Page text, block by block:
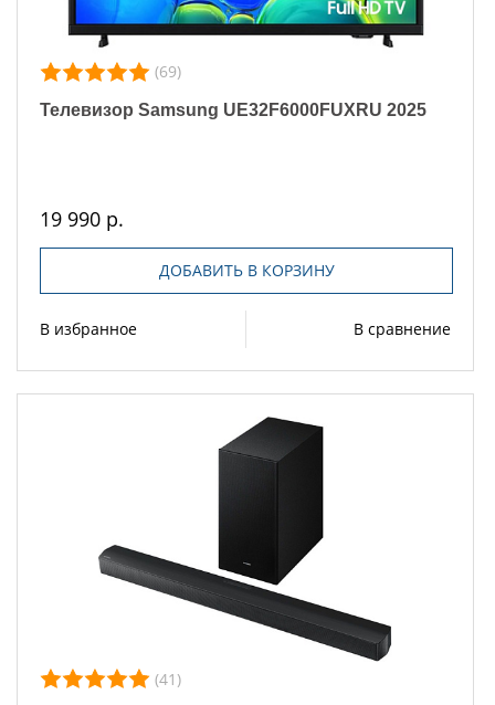
(69)
Телевизор Samsung UE32F6000FUXRU 2025
19 990 р.
ДОБАВИТЬ В КОРЗИНУ
В избранное В сравнение
(41)